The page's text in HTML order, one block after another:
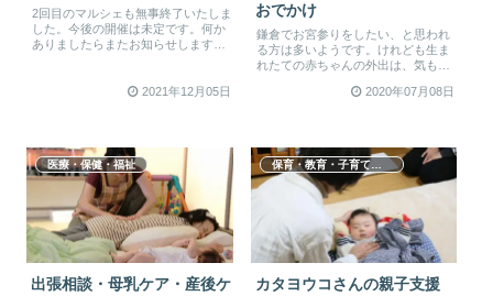
2回目のマルシェも無事終了いたしま
した。今後の開催は未定です。何か
ありましたらまたお知らせします。
2021年12月05日
おでかけ
鎌倉でお宮参りをしたい、と思われ
る方は多いようです。けれども生ま
れたての赤ちゃんの外出は、気も使
2020年07月08日
医療・保健・福祉
出張相談・母乳ケア・産後ケ
カタヨウコさんの親子支援